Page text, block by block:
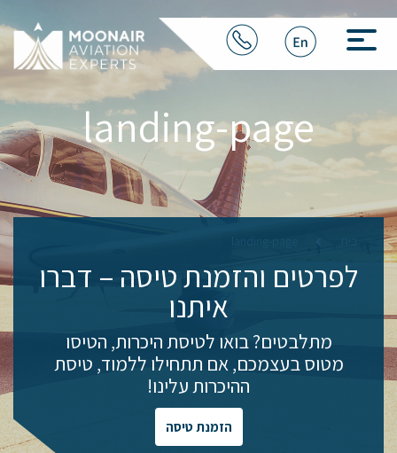
landing-page
לפרטים והזמנת טיסה – דברו
איתנו
מתלבטים? בואו לטיסת היכרות, הטיסו
מטוס בעצמכם, אם תתחילו ללמוד, טיסת
ההיכרות עלינו!
הזמנת טיסה